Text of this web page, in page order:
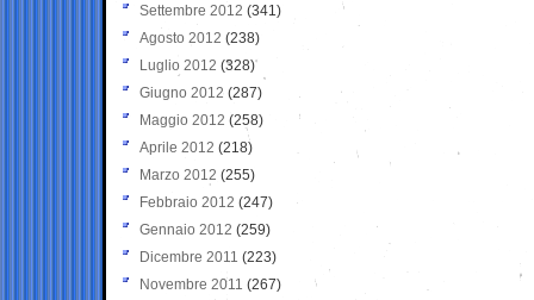
Settembre 2012 (341)
Agosto 2012 (238)
Luglio 2012 (328)
Giugno 2012 (287)
Maggio 2012 (258)
Aprile 2012 (218)
Marzo 2012 (255)
Febbraio 2012 (247)
Gennaio 2012 (259)
Dicembre 2011 (223)
Novembre 2011 (267)